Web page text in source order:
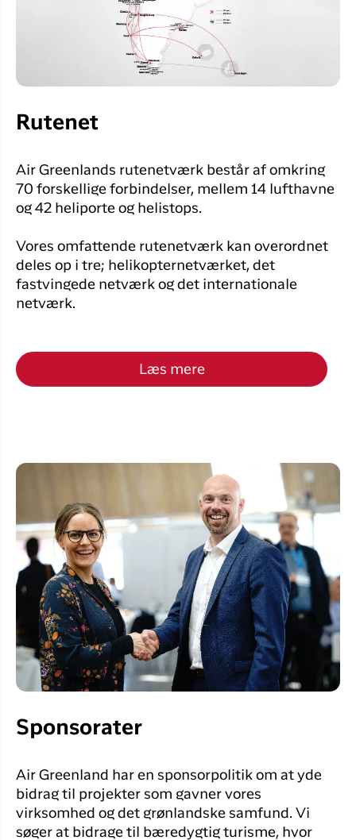
Rutenet
Air Greenlands rutenetværk består af omkring
70 forskellige forbindelser, mellem 14 lufthavne
og 42 heliporte og helistops.
Vores omfattende rutenetværk kan overordnet
deles op i tre; helikopternetværket, det
fastvingede netværk og det internationale
netværk.
Læs mere
Sponsorater
Air Greenland har en sponsorpolitik om at yde
bidrag til projekter som gavner vores
virksomhed og det grønlandske samfund. Vi
søger at bidrage til bæredygtig turisme, hvor